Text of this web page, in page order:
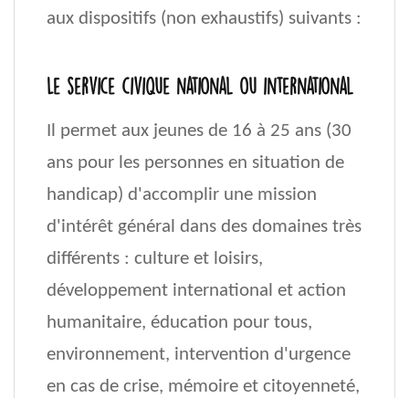
aux dispositifs (non exhaustifs) suivants :
Le service civique national ou international
Il permet aux jeunes de 16 à 25 ans (30
ans pour les personnes en situation de
handicap) d'accomplir une mission
d'intérêt général dans des domaines très
différents : culture et loisirs,
développement international et action
humanitaire, éducation pour tous,
environnement, intervention d'urgence
en cas de crise, mémoire et citoyenneté,